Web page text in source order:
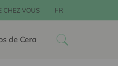
CHEZ VOUS FR
de Cera